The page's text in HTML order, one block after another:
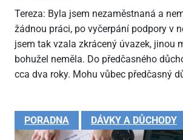
Tereza: Byla jsem nezaměstnaná a
žádnou práci, po vyčerpání podpory v
jsem tak vzala zkrácený úvazek, jinou
bohužel neměla. Do předčasného
cca dva roky. Mohu vůbec předčasný
PORADNA DÁVKY A DŮCHODY